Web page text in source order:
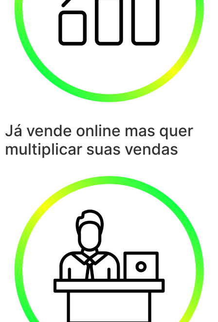
Já vende online mas quer
multiplicar suas vendas